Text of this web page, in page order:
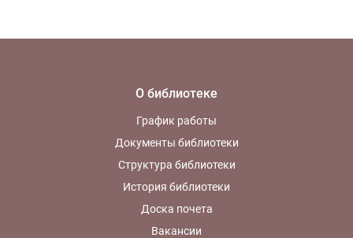
О библиотеке
График работы
Документы библиотеки
Структура библиотеки
История библиотеки
Доска почета
Вакансии